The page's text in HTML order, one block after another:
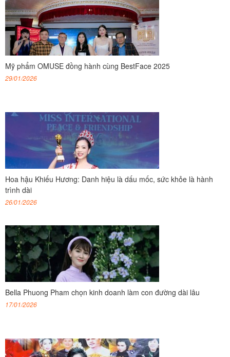
Mỹ phẩm OMUSE đồng hành cùng BestFace 2025
29/01/2026
Hoa hậu Khiếu Hương: Danh hiệu là dấu mốc, sức khỏe là hành
trình dài
26/01/2026
Bella Phuong Pham chọn kinh doanh làm con đường dài lâu
17/01/2026